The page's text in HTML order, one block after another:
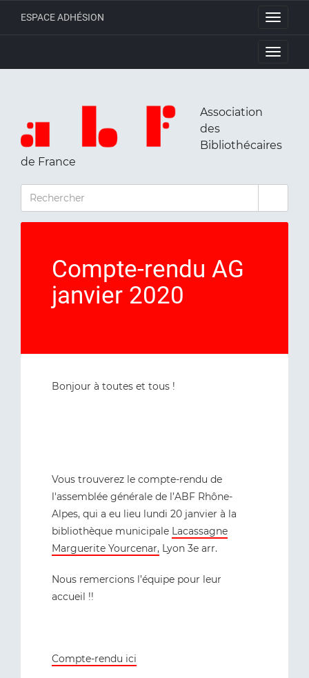
Toggle
ESPACE ADHÉSION
Toggle
Association
des
Bibliothécaires
de France
RECHERCHER
Compte-rendu AG
janvier 2020
Bonjour à toutes et tous !
Vous trouverez le compte-rendu de
l'assemblée générale de l’ABF Rhône-
Alpes, qui a eu lieu lundi 20 janvier à la
bibliothèque municipale Lacassagne
Marguerite Yourcenar, Lyon 3e arr.
Nous remercions l’équipe pour leur
accueil !!
Compte-rendu ici